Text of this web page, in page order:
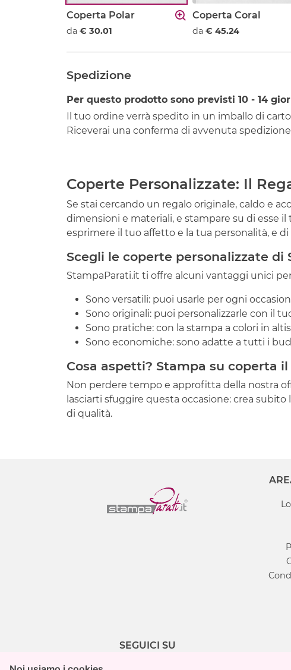
Coperta Polar
da € 30.01
Coperta Coral
da € 45.24
Spedizione
Per questo prodotto sono previsti 10 - 14
Il tuo ordine verrà spedito in un imballo di
Riceverai una conferma di avvenuta
Coperte Personalizzate: Il
Se stai cercando un regalo originale, caldo e
dimensioni e materiali, e stampare su di esse
esprimere il tuo affetto e la tua personalità, e
Scegli le coperte personalizzate di
StampaParati.it ti offre alcuni vantaggi unici
Sono versatili: puoi usarle per ogni
Sono originali: puoi personalizzarle con il
Sono pratiche: con la stampa a colori in
Sono economiche: sono adatte a tutti i
Cosa aspetti? Stampa su coperta
Non perdere tempo e approfitta della nostra
lasciarti sfuggire questa occasione: crea
di qualità.
SEGUICI SU